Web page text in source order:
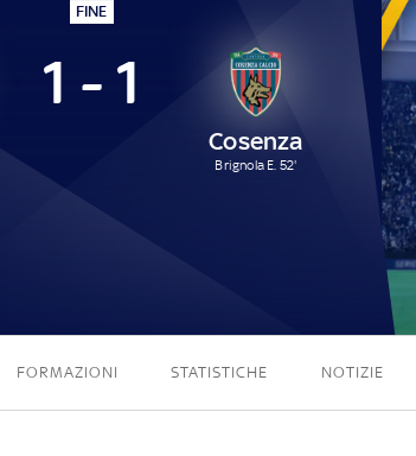
FINE
1 - 1
Cosenza
Brignola E. 52'
FORMAZIONI STATISTICHE NOTIZIE